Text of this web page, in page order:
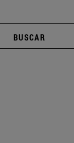
BUSCAR